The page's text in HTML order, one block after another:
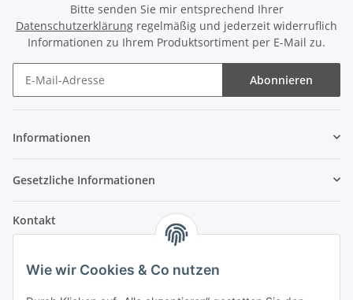
Bitte senden Sie mir entsprechend Ihrer
Datenschutzerklärung regelmäßig und jederzeit widerruflich
Informationen zu Ihrem Produktsortiment per E-Mail zu.
Abonnieren
Informationen
Gesetzliche Informationen
Kontakt
Im Weiherfeld 10
Wie wir Cookies & Co nutzen